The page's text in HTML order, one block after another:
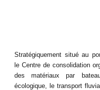
Stratégiquement situé au
le Centre de consolidation
des matériaux par
écologique, le transport